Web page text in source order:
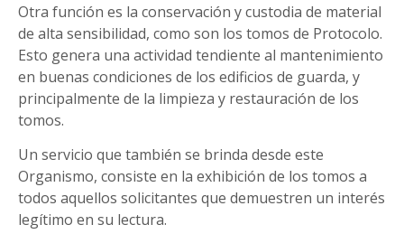
Otra función es la conservación y custodia de material
de alta sensibilidad, como son los tomos de Protocolo.
Esto genera una actividad tendiente al mantenimiento
en buenas condiciones de los edificios de guarda, y
principalmente de la limpieza y restauración de los
tomos.
Un servicio que también se brinda desde este
Organismo, consiste en la exhibición de los tomos a
todos aquellos solicitantes que demuestren un interés
legítimo en su lectura.